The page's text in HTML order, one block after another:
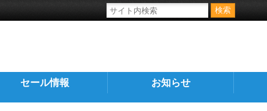
セール情報 お知らせ